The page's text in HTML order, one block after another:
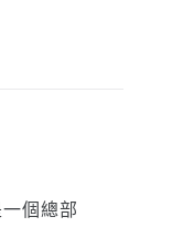
個總部